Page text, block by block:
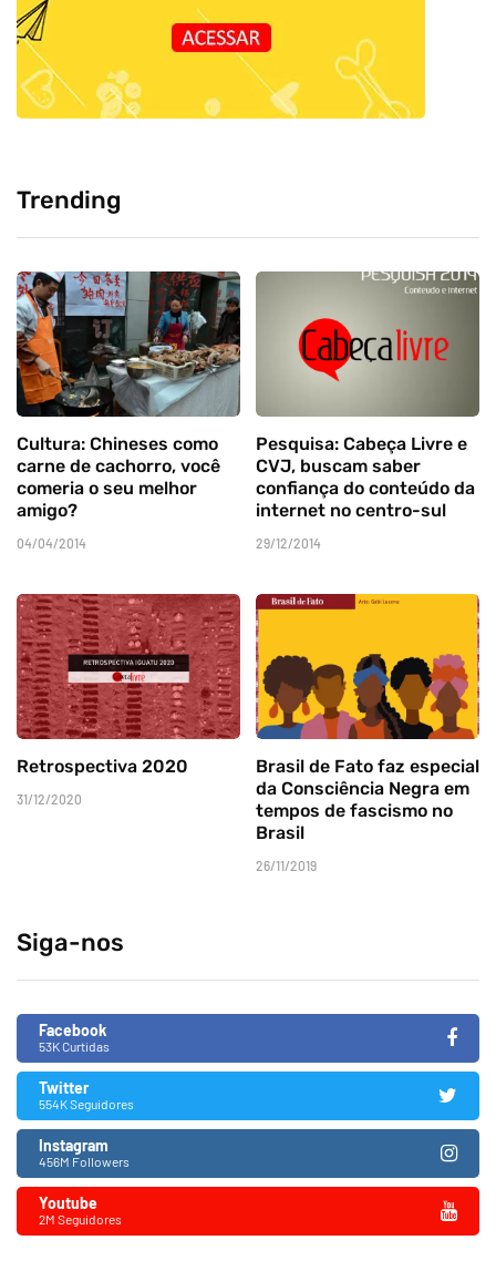
Trending
Cultura: Chineses como
carne de cachorro, você
comeria o seu melhor
amigo?
04/04/2014
Pesquisa: Cabeça Livre e
CVJ, buscam saber
confiança do conteúdo da
internet no centro-sul
29/12/2014
Retrospectiva 2020
31/12/2020
Brasil de Fato faz especial
da Consciência Negra em
tempos de fascismo no
Brasil
26/11/2019
Siga-nos
Facebook
53K Curtidas
Twitter
554K Seguidores
Instagram
456M Followers
Youtube
2M Seguidores